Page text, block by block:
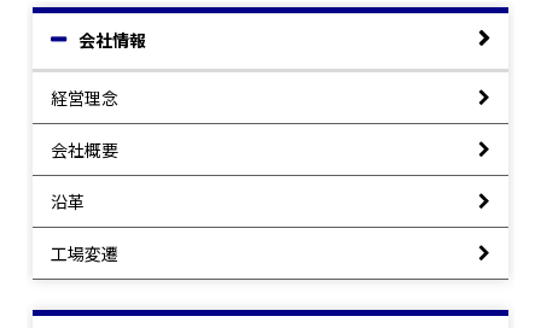
会社情報
経営理念
会社概要
沿革
工場変遷